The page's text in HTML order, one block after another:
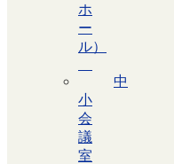
ホ
ー
ル）
中
小
会
議
室